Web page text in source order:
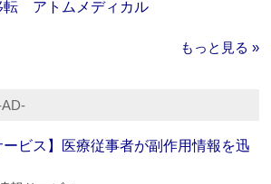
転 アトムメディカル
もっと見る »
ービス】医療従事者が副作用情報を迅